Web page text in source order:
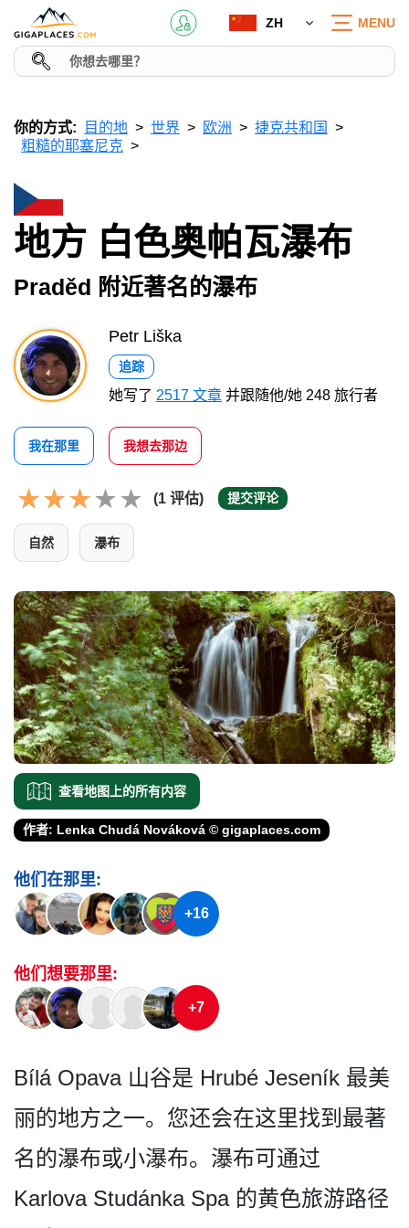
ZH MENU
你的方式: 目的地 世界 欧洲
捷克共和国
粗糙的耶塞尼克
地方 白色奥帕瓦瀑布
Praděd 附近著名的瀑布
Petr Liška
追踪
她写了 2517 文章 并跟随他/她 248 旅行者
我在那里 我想去那边
(1 评估) 提交评论
自然 瀑布
查看地图上的所有内容
作者: Lenka Chudá Nováková © gigaplaces.com
他们在那里:
+16
他们想要那里:
+7
Bílá Opava 山谷是 Hrubé Jeseník 最美
丽的地方之一。您还会在­这里找到最著
名的瀑布或小瀑布。瀑布可通过
Karlova Studánka Spa 的黄色旅游路径